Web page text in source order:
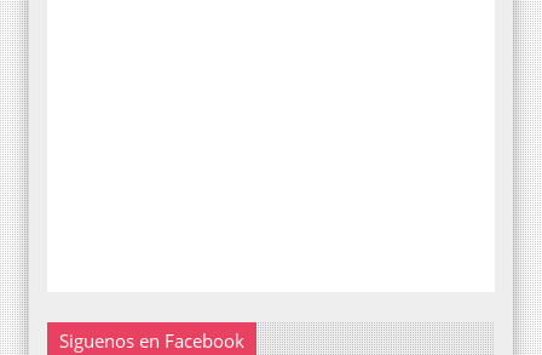
Siguenos en Facebook